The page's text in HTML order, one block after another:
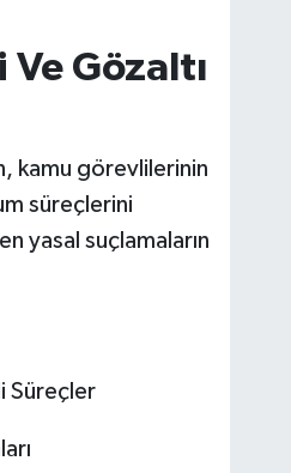
Gözaltı
kamu görevlilerinin
süreçlerini
yasal suçlamaların
Süreçler